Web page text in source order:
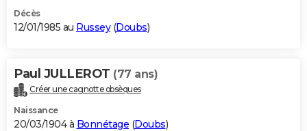
Décès
12/01/1985 au Russey(Doubs)
Paul JULLEROT (77 ans)
Créer une cagnotte obsèques
Naissance
20/03/1904 à Bonnétage (Doubs)